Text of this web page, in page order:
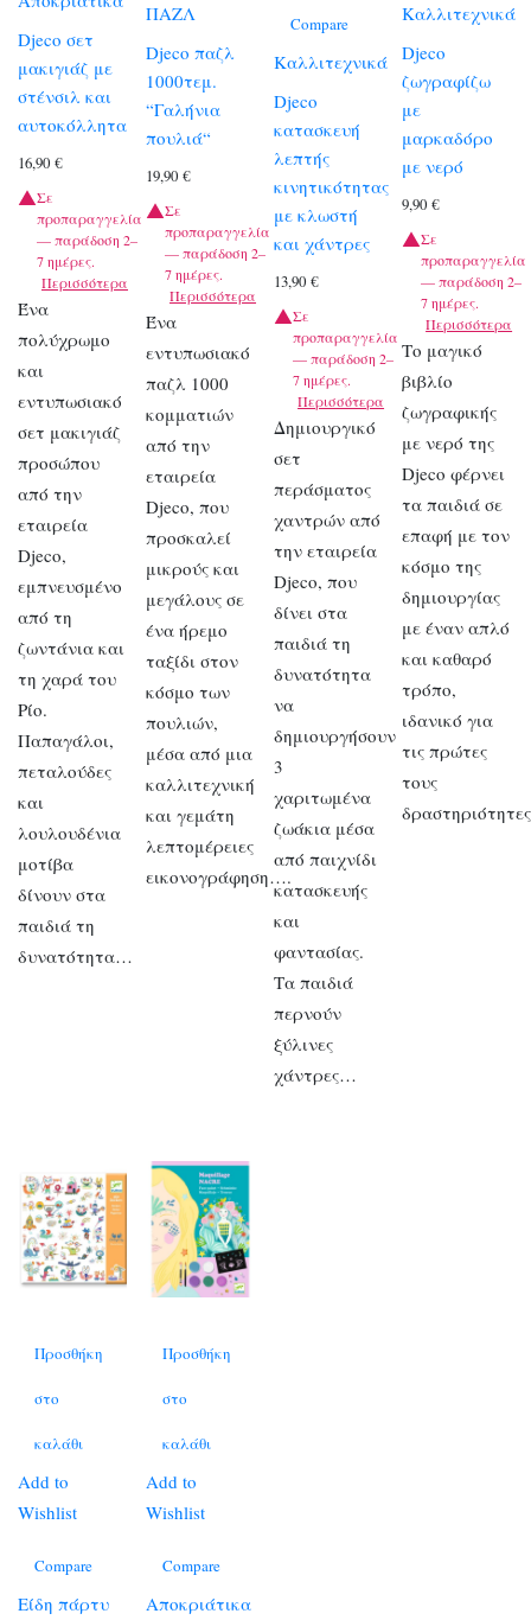
Djeco σετ
μακιγιάζ με
στένσιλ και
αυτοκόλλητα
16,90 €
Σε
προπαραγγελία
— παράδοση 2–
7 ημέρες.
Περισσότερα
Ένα
πολύχρωμο
και
εντυπωσιακό
σετ μακιγιάζ
προσώπου
από την
εταιρεία
Djeco,
εμπνευσμένο
από τη
ζωντάνια και
τη χαρά του
Ρίο.
Παπαγάλοι,
πεταλούδες
και
λουλουδένια
μοτίβα
δίνουν στα
παιδιά τη
δυνατότητα…
ΠΑΖΛ
Djeco παζλ
1000τεμ.
“Γαλήνια
πουλιά“
19,90€
Σε
προπαραγγελία
— παράδοση 2–
7 ημέρες.
Περισσότερα
Ένα
εντυπωσιακό
παζλ 1000
κομματιών
από την
εταιρεία
Djeco, που
προσκαλεί
μικρούς και
μεγάλους σε
ένα ήρεμο
ταξίδι στον
κόσμο των
πουλιών,
μέσα από μια
καλλιτεχνική
και γεμάτη
λεπτομέρειες
εικονογράφηση….
Compare
Καλλιτεχνικά
Djeco
κατασκευή
λεπτής
κινητικότητας
με κλωστή
και χάντρες
13,90€
Σε
προπαραγγελία
— παράδοση 2–
7 ημέρες.
Περισσότερα
Δημιουργικό
σετ
περάσματος
χαντρών από
την εταιρεία
Djeco, που
δίνει στα
παιδιά τη
δυνατότητα
να
δημιουργήσουν
3
χαριτωμένα
ζωάκια μέσα
από παιχνίδι
κατασκευής
και
φαντασίας.
Τα παιδιά
περνούν
ξύλινες
χάντρες…
Καλλιτεχνικά
Djeco
ζωγραφίζω
με
μαρκαδόρο
με νερό
9,90€
Σε
προπαραγγελία
— παράδοση 2–
7 ημέρες.
Περισσότερα
Το μαγικό
βιβλίο
ζωγραφικής
με νερό της
Djeco φέρνει
τα παιδιά σε
επαφή με τον
κόσμο της
δημιουργίας
με έναν απλό
και καθαρό
τρόπο,
ιδανικό για
τις πρώτες
τους
Προσθήκη
στο
καλάθι
Add to
Wishlist
Compare
Είδη πάρτυ
Προσθήκη
στο
καλάθι
Add to
Wishlist
Compare
Αποκριάτικα